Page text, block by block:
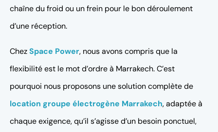
chaîne du froid ou un frein pour le bon déroulement
d’une réception.
ChezSpace Power, nous avons compris que la
flexibilité est le mot d’ordre à Marrakech. C’est
pourquoi nous proposons une solution complète de
location groupe électrogène Marrakech, adaptée à
chaque exigence, qu’il s’agisse d’un besoin ponctuel,